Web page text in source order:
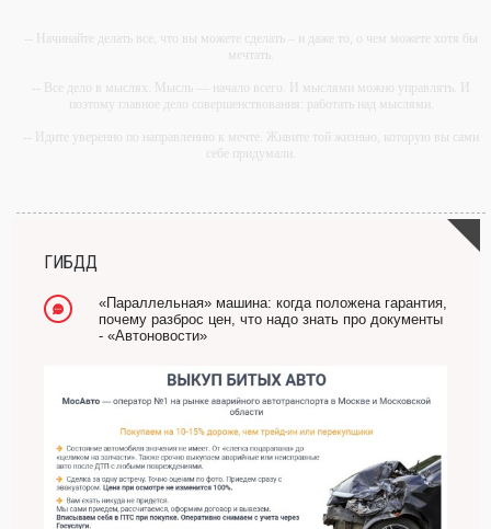
-- Начинайте делать все, что вы можете сделать – и даже то, о чем можете хотя бы
мечтать.
-- Все дело в мыслях. Мысль — начало всего. И мыслями можно управлять. И
поэтому главное дело совершенствования: работать над мыслями.
-- Идите уверенно по направлению к мечте. Живите той жизнью, которую вы сами
себе придумали.
-- Лучшее, что можно сделать с хорошим советом, это пропустить его мимо ушей.
Он никогда не бывает полезен никому, кроме того, кто его дал.
ГИБДД
«Параллельная» машина: когда положена гарантия,
почему разброс цен, что надо знать про документы
- «Автоновости»